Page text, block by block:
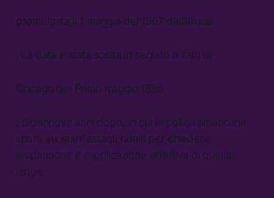
promulgata il 1 maggio del 1867 dall’Illinois
. La data è stata scelta in seguito ai fatti di
Chicago del Primo maggio 1886
, diciannove anni dopo, in cui la polizia americana
sparò sui manifestanti riuniti per chiedere
l’espansione e l’applicazione effettiva di quella
legge.